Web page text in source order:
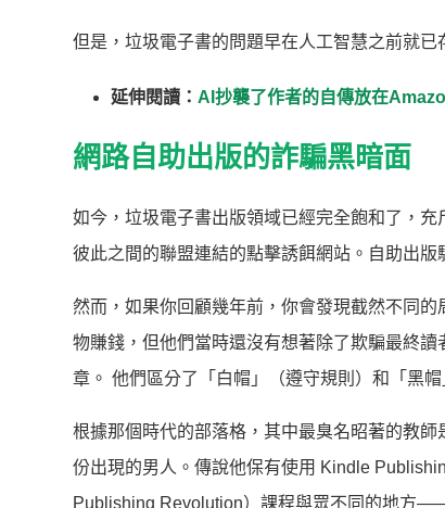
但是，垃圾電子書的問題早在人工智慧之前就已
延伸閱讀： AI抄襲了作者的自傳放在
網路自助出版的詐騙黑暗面
如今，垃圾電子書出版領域已經完全飽和了，
彼此之間的聯盟連結的點擊誘餌網站。自助出
然而，如果你回顧幾年前，你會發現截然不同
物賺錢，但他們當時還沒有想著除了欺騙最終
章。 他們區分了「白帽」（遵守規則）和「黑
根據那個時代的部落格，其中最臭名昭著的教師
份出現的男人。傳說他保有使用 Kindle
Publishing Revolution）課程與眾不同的地方